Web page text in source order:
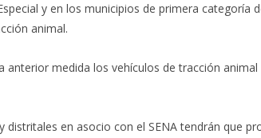
y en los municipios de primera
animal.
anterior medida los vehículos de tracción
distritales en asocio con el SENA tendrán que